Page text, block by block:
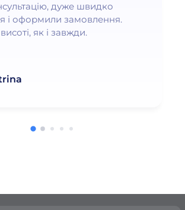
дуже швидко
і оформили замовлення.
як і завжди.